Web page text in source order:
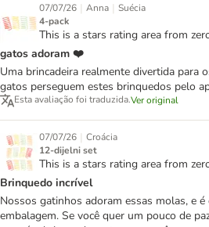
07/07/26 | Anna | Suécia
4-pack
This is a stars rating area from
gatos adoram ❤️
Uma brincadeira realmente divertida para
gatos perseguem estes brinquedos pelo
Esta avaliação foi traduzida.Ver original
07/07/26 | Croácia
12-dijelni set
This is a stars rating area from
Brinquedo incrível
Nossos gatinhos adoram essas molas, e
embalagem. Se você quer um pouco de